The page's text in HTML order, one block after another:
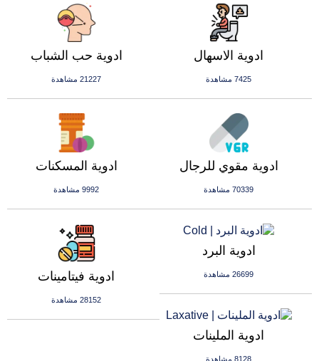
ادوية حب الشباب
21227 مشاهدة
ادوية الاسهال
7425 مشاهدة
ادوية المسكنات
9992 مشاهدة
ادوية مقوي للرجال
70339 مشاهدة
ادوية فيتامينات
28152 مشاهدة
ادوية البرد
26699 مشاهدة
ادوية الملينات
8128 مشاهدة